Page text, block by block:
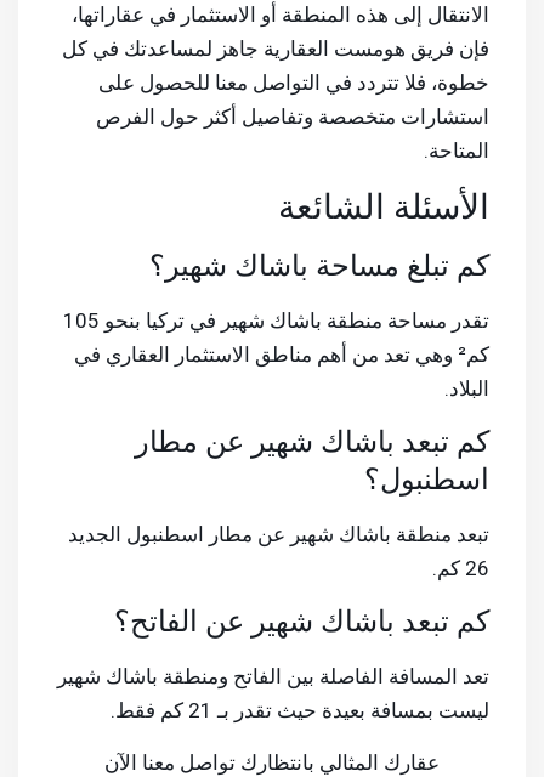
الانتقال إلى هذه المنطقة أو الاستثمار في عقاراتها،
فإن فريق هومست العقارية جاهز لمساعدتك في كل
خطوة، فلا تتردد في التواصل معنا للحصول على
استشارات متخصصة وتفاصيل أكثر حول الفرص
المتاحة.
الأسئلة الشائعة
كم تبلغ مساحة باشاك شهير؟
تقدر مساحة منطقة باشاك شهير في تركيا بنحو 105
كم² وهي تعد من أهم مناطق الاستثمار العقاري في
البلاد.
كم تبعد باشاك شهير عن مطار
اسطنبول؟
تبعد منطقة باشاك شهير عن مطار اسطنبول الجديد
26 كم.
كم تبعد باشاك شهير عن الفاتح؟
تعد المسافة الفاصلة بين الفاتح ومنطقة باشاك شهير
ليست بمسافة بعيدة حيث تقدر بـ 21 كم فقط.
عقارك المثالي بانتظارك تواصل معنا الآن